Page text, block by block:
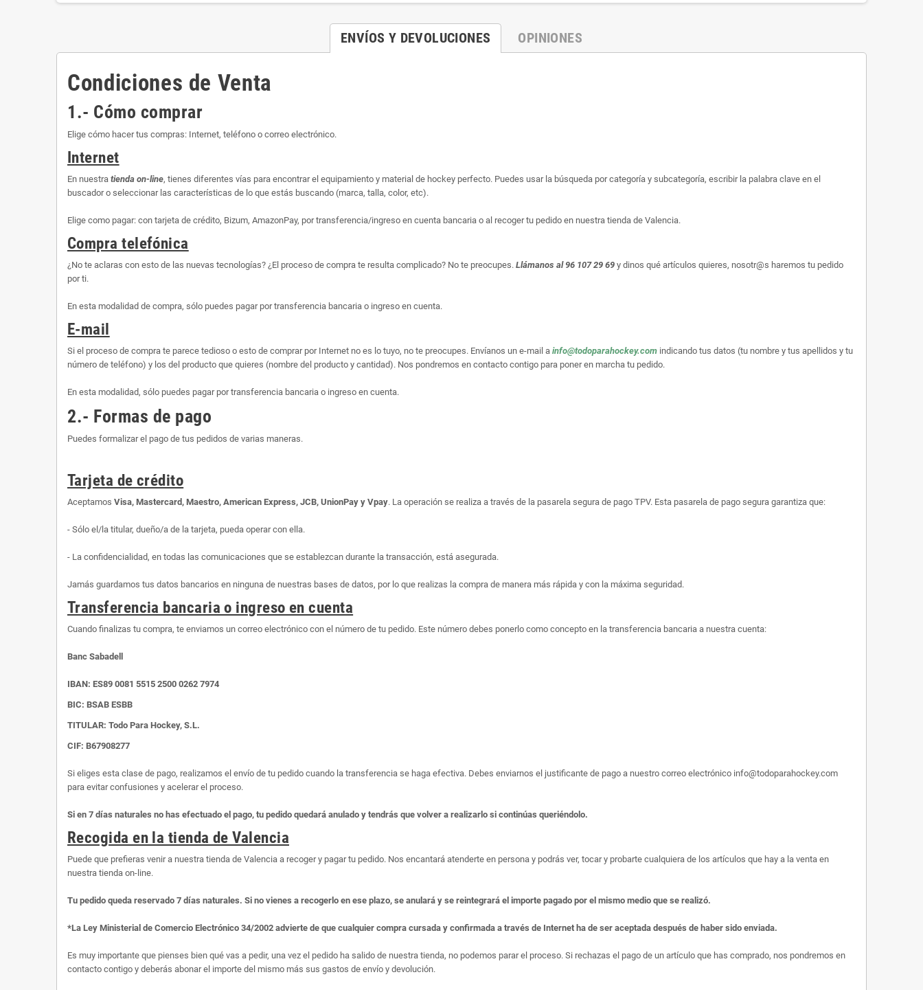
ENVÍOS Y DEVOLUCIONES OPINIONES
Condiciones de Venta
1.- Cómo comprar
Elige cómo hacer tus compras: Internet, teléfono o correo electrónico.
Internet
En nuestra tienda on-line, tienes diferentes vías para encontrar el equipamiento y material de hockey perfecto. Puedes usar la búsqueda por categoría y subcategoría, escribir la palabra clave en el
buscador o seleccionar las características de lo que estás buscando (marca, talla, color, etc).
Elige como pagar: con tarjeta de crédito, Bizum, AmazonPay, por transferencia/ingreso en cuenta bancaria o al recoger tu pedido en nuestra tienda de Valencia.
Compra telefónica
¿No te aclaras con esto de las nuevas tecnologías? ¿El proceso de compra te resulta complicado? No te preocupes. Llámanos al 96 107 29 69 y dinos qué artículos quieres, nosotr@s haremos tu pedido
por ti.
En esta modalidad de compra, sólo puedes pagar por transferencia bancaria o ingreso en cuenta.
E-mail
Si el proceso de compra te parece tedioso o esto de comprar por Internet no es lo tuyo, no te preocupes. Envíanos un e-mail a info@todoparahockey.com indicando tus datos (tu nombre y tus apellidos y tu
número de teléfono) y los del producto que quieres (nombre del producto y cantidad). Nos pondremos en contacto contigo para poner en marcha tu pedido.
En esta modalidad, sólo puedes pagar por transferencia bancaria o ingreso en cuenta.
2.- Formas de pago
Puedes formalizar el pago de tus pedidos de varias maneras.
Tarjeta de crédito
Aceptamos Visa, Mastercard, Maestro, American Express, JCB, UnionPay y Vpay. La operación se realiza a través de la pasarela segura de pago TPV. Esta pasarela de pago segura garantiza que:
- Sólo el/la titular, dueño/a de la tarjeta, pueda operar con ella.
- La confidencialidad, en todas las comunicaciones que se establezcan durante la transacción, está asegurada.
Jamás guardamos tus datos bancarios en ninguna de nuestras bases de datos, por lo que realizas la compra de manera más rápida y con la máxima seguridad.
Transferencia bancaria o ingreso en cuenta
Cuando finalizas tu compra, te enviamos un correo electrónico con el número de tu pedido. Este número debes ponerlo como concepto en la transferencia bancaria a nuestra cuenta:
Banc Sabadell
IBAN: ES89 0081 5515 2500 0262 7974
BIC: BSAB ESBB
TITULAR: Todo Para Hockey, S.L.
CIF: B67908277
Si eliges esta clase de pago, realizamos el envío de tu pedido cuando la transferencia se haga efectiva. Debes enviarnos el justificante de pago a nuestro correo electrónico info@todoparahockey.com
para evitar confusiones y acelerar el proceso.
Si en 7 días naturales no has efectuado el pago, tu pedido quedará anulado y tendrás que volver a realizarlo si continúas queriéndolo.
Recogida en la tienda de Valencia
Puede que prefieras venir a nuestra tienda de Valencia a recoger y pagar tu pedido. Nos encantará atenderte en persona y podrás ver, tocar y probarte cualquiera de los artículos que hay a la venta en
nuestra tienda on-line.
Tu pedido queda reservado 7 días naturales. Si no vienes a recogerlo en ese plazo, se anulará y se reintegrará el importe pagado por el mismo medio que se realizó.
*La Ley Ministerial de Comercio Electrónico 34/2002 advierte de que cualquier compra cursada y confirmada a través de Internet ha de ser aceptada después de haber sido enviada.
Es muy importante que pienses bien qué vas a pedir, una vez el pedido ha salido de nuestra tienda, no podemos parar el proceso. Si rechazas el pago de un artículo que has comprado, nos pondremos en
contacto contigo y deberás abonar el importe del mismo más sus gastos de envío y devolución.